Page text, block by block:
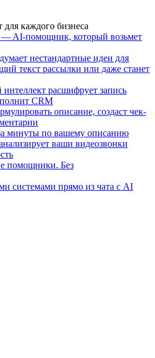
каждого бизнеса
AI-помощник, который возьмет
нестандартные идеи для
текст рассылки или даже станет
расшифрует запись
CRM
описание, создаст чек-
минуты по вашему описанию
ваши видеозвонки
помощники. Без
системами прямо из чата с AI